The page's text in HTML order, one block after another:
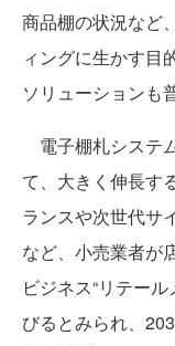
商品棚の状況など
ィングに生かす目
ソリューションも
電子棚札システ
て、大きく伸長す
ランスや次世代サ
など、小売業者が
ビジネス“リテー
びるとみられ、